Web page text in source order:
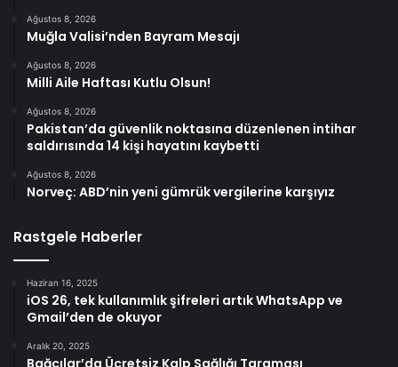
Ağustos 8, 2026
Muğla Valisi’nden Bayram Mesajı
Ağustos 8, 2026
Milli Aile Haftası Kutlu Olsun!
Ağustos 8, 2026
Pakistan’da güvenlik noktasına düzenlenen intihar
saldırısında 14 kişi hayatını kaybetti
Ağustos 8, 2026
Norveç: ABD’nin yeni gümrük vergilerine karşıyız
Rastgele Haberler
Haziran 16, 2025
iOS 26, tek kullanımlık şifreleri artık WhatsApp ve
Gmail’den de okuyor
Aralık 20, 2025
Bağcılar’da Ücretsiz Kalp Sağlığı Taraması